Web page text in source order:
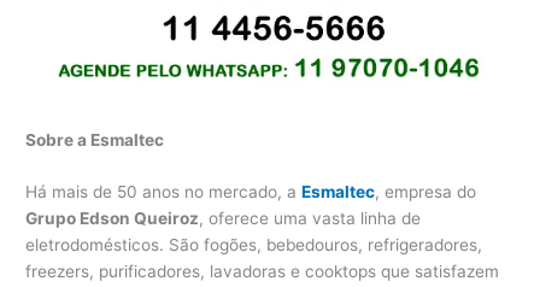
Sobre a Esmaltec
Há mais de 50 anos no mercado, aEsmaltec, empresa do
Grupo Edson Queiroz, oferece uma vasta linha de
eletrodomésticos. São fogões, bebedouros, refrigeradores,
freezers, purificadores, lavadoras e cooktops que satisfazem